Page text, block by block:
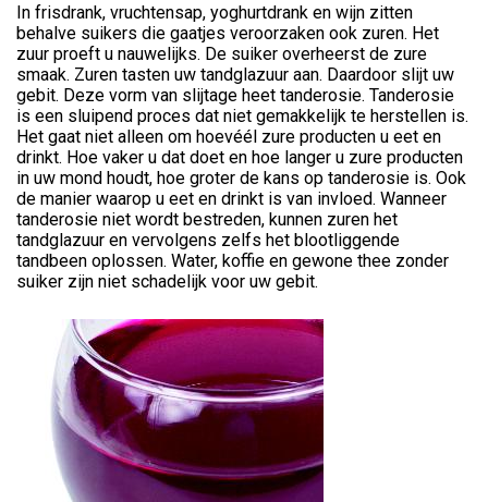
In frisdrank, vruchtensap, yoghurtdrank en wijn zitten
behalve suikers die gaatjes veroorzaken ook zuren. Het
zuur proeft u nauwelijks. De suiker overheerst de zure
smaak. Zuren tasten uw tandglazuur aan. Daardoor slijt uw
gebit. Deze vorm van slijtage heet tanderosie. Tanderosie
is een sluipend proces dat niet gemakkelijk te herstellen is.
Het gaat niet alleen om hoevéél zure producten u eet en
drinkt. Hoe vaker u dat doet en hoe langer u zure producten
in uw mond houdt, hoe groter de kans op tanderosie is. Ook
de manier waarop u eet en drinkt is van invloed. Wanneer
tanderosie niet wordt bestreden, kunnen zuren het
tandglazuur en vervolgens zelfs het blootliggende
tandbeen oplossen. Water, koffie en gewone thee zonder
suiker zijn niet schadelijk voor uw gebit.